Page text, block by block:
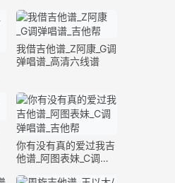
我借吉他谱_Z阿康_G调
弹唱谱_高清六线谱
你有没有真的爱过我吉
他谱_阿图表妹_C调弹